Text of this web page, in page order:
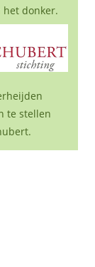
het donker.
te stellen